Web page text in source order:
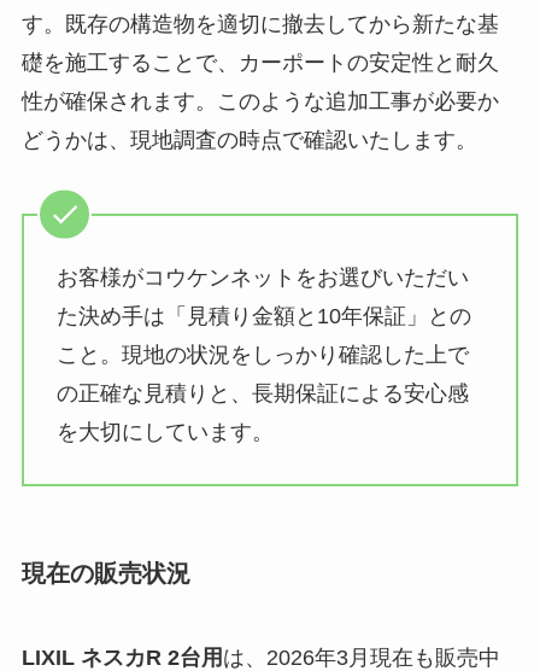
す。既存の構造物を適切に撤去してから新たな基
礎を施工することで、カーポートの安定性と耐久
性が確保されます。このような追加工事が必要か
どうかは、現地調査の時点で確認いたします。
お客様がコウケンネットをお選びいただい
た決め手は「見積り金額と10年保証」との
こと。現地の状況をしっかり確認した上で
の正確な見積りと、長期保証による安心感
を大切にしています。
現在の販売状況
LIXIL ネスカR 2台用 は、2026年3月現在も販売中